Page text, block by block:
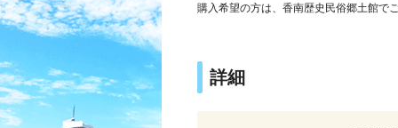
購入希望の方は、香南歴史民俗郷土館で
詳細